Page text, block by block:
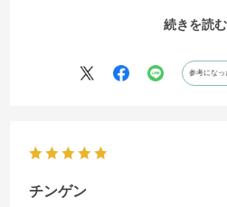
のを今から楽しみにしていま
オクラも、キュウリも、ピー
３０日・３１日ともに雨の予
続きを読む
参考になっ
チンゲン